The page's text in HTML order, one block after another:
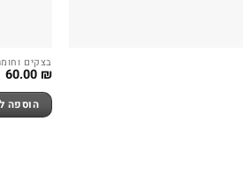
בצקים
60.00 ₪
הוספה